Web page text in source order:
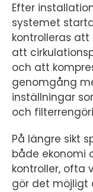
Efter
systemet
kontrolleras
att
och att
genomgång
inställningar
och
På längre sikt
både ekonomi
kontroller, ofta
gör det möjligt